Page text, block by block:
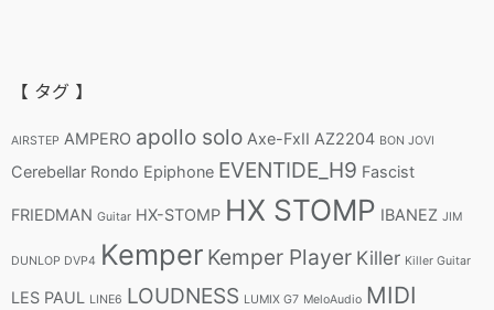
【 タグ 】
AIRSTEP AMPERO apollo solo Axe-FxII AZ2204 BON JOVI
Cerebellar Rondo Epiphone EVENTIDE_H9 Fascist
FRIEDMAN Guitar HX-STOMP HX STOMP IBANEZ JIM
DUNLOP DVP4 Kemper Kemper Player Killer Killer Guitar
LES PAUL LINE6 LOUDNESS LUMIX G7 MeloAudio MIDI